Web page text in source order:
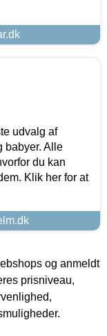
udvalg af
babyer. Alle
du kan
Klik her for at
og anmeldt
prisniveau,